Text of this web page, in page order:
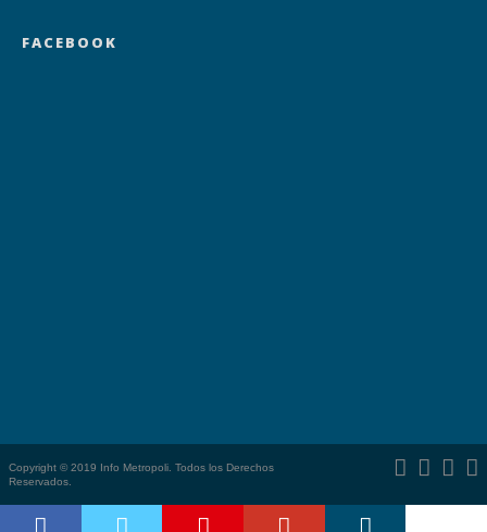
FACEBOOK
Copyright © 2019 Info Metropoli. Todos los Derechos
Reservados.